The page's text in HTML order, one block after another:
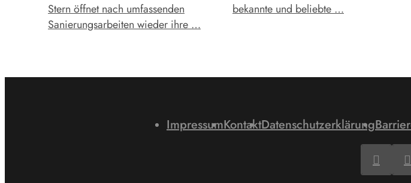
Stern öffnet nach umfassenden
Sanierungsarbeiten wieder ihre …
bekannte und beliebte …
ImpressumKontaktDatenschutzerklärung